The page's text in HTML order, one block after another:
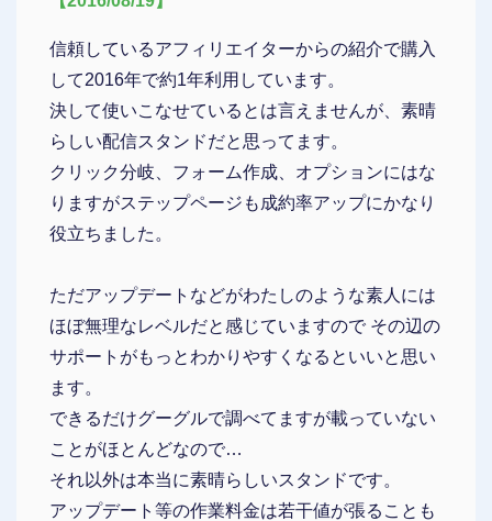
信頼しているアフィリエイターからの紹介で購入
して2016年で約1年利用しています。
決して使いこなせているとは言えませんが、素晴
らしい配信スタンドだと思ってます。
クリック分岐、フォーム作成、オプションにはな
りますがステップページも成約率アップにかなり
役立ちました。
ただアップデートなどがわたしのような素人には
ほぼ無理なレベルだと感じていますので その辺の
サポートがもっとわかりやすくなるといいと思い
ます。
できるだけグーグルで調べてますが載っていない
ことがほとんどなので…
それ以外は本当に素晴らしいスタンドです。
アップデート等の作業料金は若干値が張ることも